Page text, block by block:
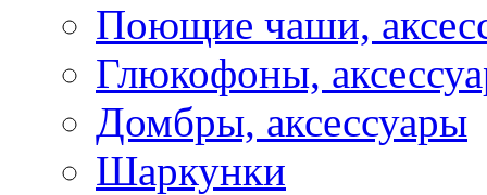
Поющие чаши,
Глюкофоны,
Домбры, аксессуары
Шаркунки